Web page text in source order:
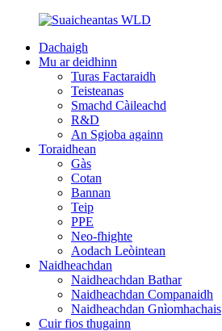
Dachaigh
Mu ar deidhinn
Turas Factaraidh
Teisteanas
Smachd Càileachd
R&D
An Sgioba againn
Toraidhean
Gàs
Cotan
Bannan
Teip
PPE
Neo-fhighte
Aodach Leòintean
Naidheachdan
Naidheachdan Bathar
Naidheachdan Companaidh
Naidheachdan Gnìomhachais
Cuir fios thugainn